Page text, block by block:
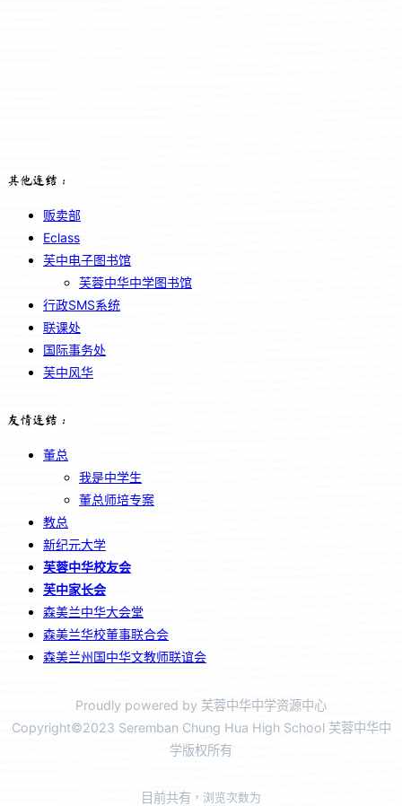
其他连结：
贩卖部
Eclass
芙中电子图书馆
芙蓉中华中学图书馆
行政SMS系统
联课处
国际事务处
芙中风华
友情连结：
董总
我是中学生
董总师培专案
教总
新纪元大学
芙蓉中华校友会
芙中家长会
森美兰中华大会堂
森美兰华校董事联合会
森美兰州国中华文教师联谊会
Proudly powered by 芙蓉中华中学资源中心
Copyright©2023 Seremban Chung Hua High School 芙蓉中华中
学版权所有
目前共有 ，浏览次数为